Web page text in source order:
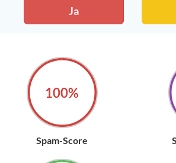
Ja
100%
Spam-Score